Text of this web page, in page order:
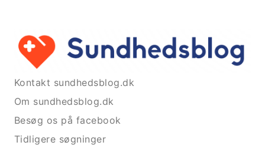
Kontakt sundhedsblog.dk
Om sundhedsblog.dk
Besøg os på facebook
Tidligere søgninger